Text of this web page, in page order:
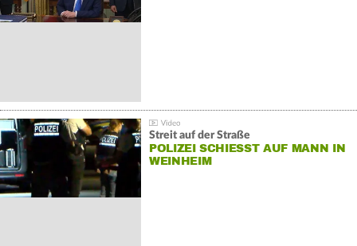
Streit auf der Straße
POLIZEI SCHIESST AUF MANN IN W
EINHEIM